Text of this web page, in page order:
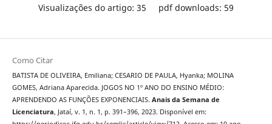
Visualizações do artigo: 35 pdf downloads: 59
Como Citar
BATISTA DE OLIVEIRA, Emiliana; CESARIO DE PAULA, Hyanka; MOLINA
GOMES, Adriana Aparecida. JOGOS NO 1º ANO DO ENSINO MÉDIO:
APRENDENDO AS FUNÇÕES EXPONENCIAIS. Anais da Semana de
Licenciatura, Jataí, v. 1, n. 1, p. 391–396, 2023. Disponível em: